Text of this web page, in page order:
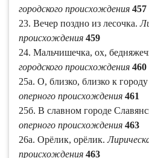
городского происхождения 457
23. Вечер поздно из лесочка.
происхождения 459
24. Мальчишечка, ох,
городского происхождения 460
25а. О, близко, близко к
оперного происхождения 461
25б. В славном городе
оперного происхождения 463
26а. Орёлик, орёлик.
происхождения 463